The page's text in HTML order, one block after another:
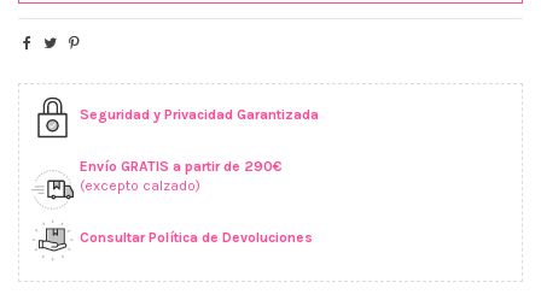
Seguridad y Privacidad Garantizada
Envío GRATIS a partir de 290€
(excepto calzado)
Consultar Política de Devoluciones